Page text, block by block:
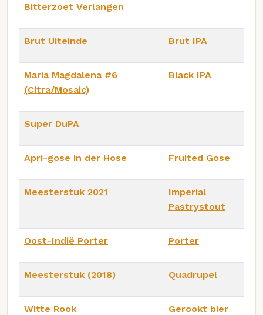
Bitterzoet Verlangen
Brut Uiteinde Brut IPA
Maria Magdalena #6
(Citra/Mosaic)
Black IPA
Super DuPA
Apri-gose in der Hose Fruited Gose
Meesterstuk 2021
Imperial
Pastrystout
Oost-Indië Porter Porter
Meesterstuk (2018) Quadrupel
Witte Rook Gerookt bier